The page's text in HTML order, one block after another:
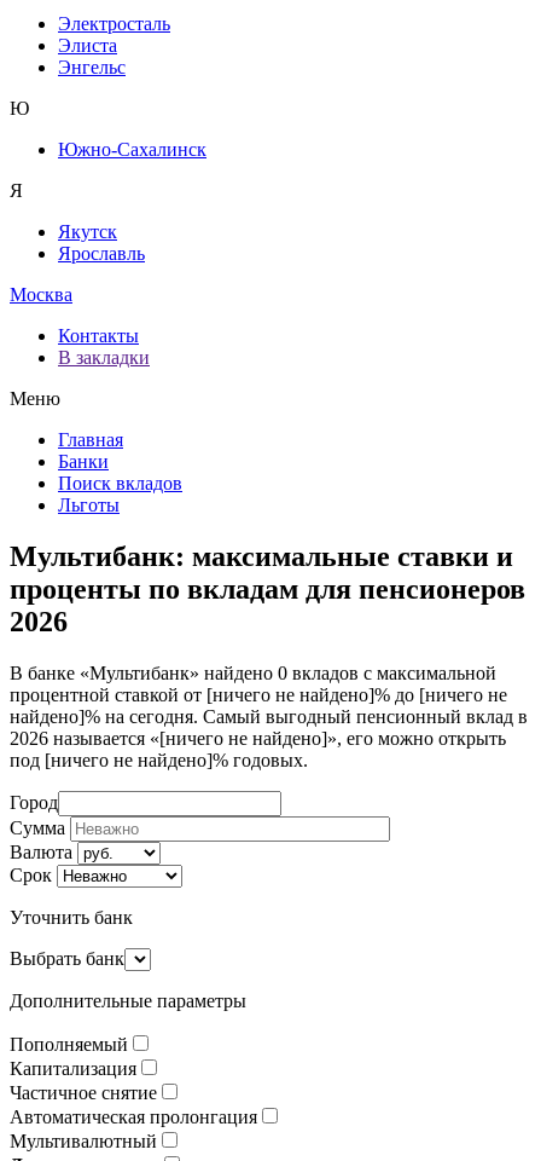
Электросталь
Элиста
Энгельс
Ю
Южно-Сахалинск
Я
Якутск
Ярославль
Москва
Контакты
В закладки
Меню
Главная
Банки
Поиск вкладов
Льготы
Мультибанк: максимальные ставки и
проценты по вкладам для пенсионеров
2026
В банке «Мультибанк» найдено 0 вкладов с максимальной
процентной ставкой от [ничего не найдено]% до [ничего не
найдено]% на сегодня. Самый выгодный пенсионный вклад в
2026 называется «[ничего не найдено]», его можно открыть
под [ничего не найдено]% годовых.
Город
Сумма
Валюта
Срок
Уточнить банк
Выбрать банк
Дополнительные параметры
Пополняемый
Капитализация
Частичное снятие
Автоматическая пролонгация
Мультивалютный